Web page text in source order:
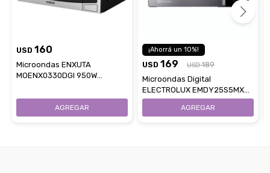
USD 160
Microondas ENXUTA
MOENX0330DGI 950W
Negro
10
USD 169 USD 189
Microondas Digital
ELECTROLUX EMDY25S5MXM
Capacidad 25Lts